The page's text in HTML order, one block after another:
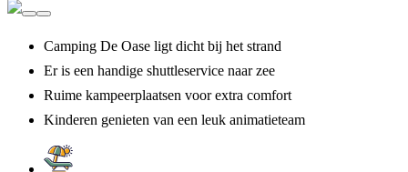
Camping De Oase ligt dicht bij het strand
Er is een handige shuttleservice naar zee
Ruime kampeerplaatsen voor extra comfort
Kinderen genieten van een leuk animatieteam